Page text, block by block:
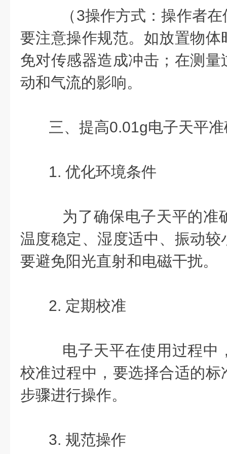
（3操作方式：操作者在
要注意操作规范。如放置物
免对传感器造成冲击；在测
动和气流的影响。
三、提高0.01g电子天平
1. 优化环境条件
为了确保电子天平的准
温度稳定、湿度适中、振动
要避免阳光直射和电磁干扰。
2. 定期校准
电子天平在使用过程中
校准过程中，要选择合适的
步骤进行操作。
3. 规范操作